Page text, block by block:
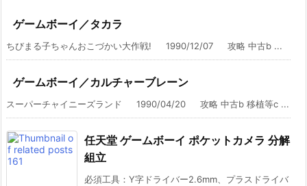
ゲームボーイ／タカラ
ちびまる子ちゃんおこづかい大作戦! 1990/12/07 攻略 中古b ...
ゲームボーイ／カルチャーブレーン
スーパーチャイニーズランド 1990/04/20 攻略 中古b 移植等c ...
任天堂 ゲームボーイ ポケットカメラ 分解
組立
必須工具：Y字ドライバー2.6mm、プラスドライバ